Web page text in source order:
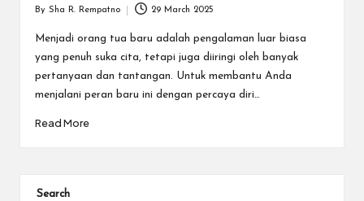
by
By Sha R. Rempatno 29 March 2025
Menjadi orang tua baru adalah pengalaman luar biasa
yang penuh suka cita, tetapi juga diiringi oleh banyak
pertanyaan dan tantangan. Untuk membantu Anda
menjalani peran baru ini dengan percaya diri…
Read More
Search